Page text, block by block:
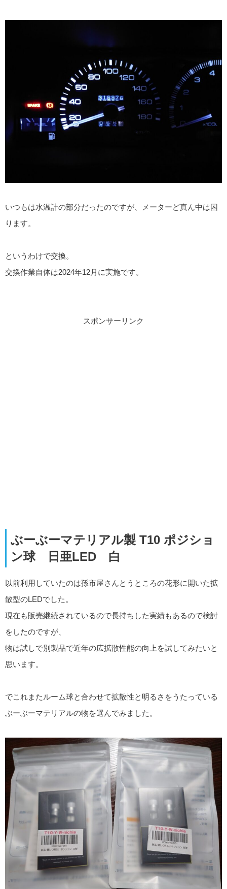
いつもは水温計の部分だったのですが、メーターど真ん中は困
ります。
というわけで交換。
交換作業自体は2024年12月に実施です。
スポンサーリンク
ぶーぶーマテリアル製 T10 ポジショ
ン球 日亜LED 白
以前利用していたのは孫市屋さんとうところの花形に開いた拡
散型のLEDでした。
現在も販売継続されているので長持ちした実績もあるので検討
をしたのですが、
物は試しで別製品で近年の広拡散性能の向上を試してみたいと
思います。
でこれまたルーム球と合わせて拡散性と明るさをうたっている
ぶーぶーマテリアルの物を選んでみました。